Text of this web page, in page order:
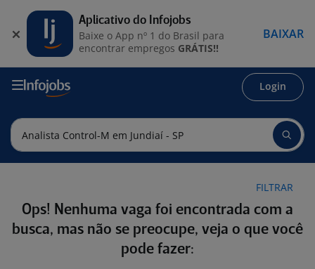
Login
FILTRAR
Ops! Nenhuma vaga foi encontrada com a
busca, mas não se preocupe, veja o que você
pode fazer:
Aplicativo do Infojobs
Baixe o App nº 1 do Brasil para
encontrar empregos GRÁTIS!!
BAIXAR